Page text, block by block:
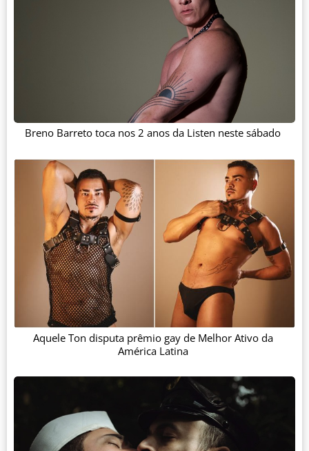
Breno Barreto toca nos 2 anos da Listen neste sábado
Aquele Ton disputa prêmio gay de Melhor Ativo da
América Latina